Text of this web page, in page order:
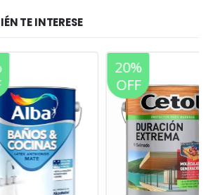
TE INTERESE
OFF